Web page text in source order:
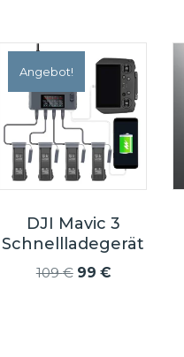
Angebot!
DJI Mavic 3
Schnellladegerät
109€ Ursprünglicher
99 €Aktueller